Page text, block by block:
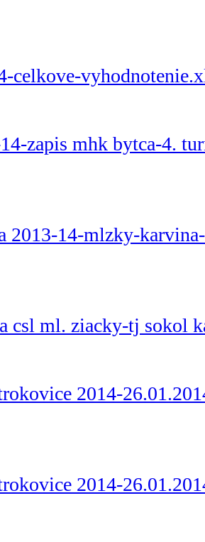
celkove-
zapis mhk bytca-4.
2013-14-mlzky-
csl ml. ziacky-tj sokol
2014-
2014-